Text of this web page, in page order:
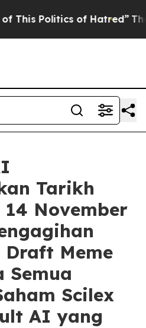
of Hatred” The Story
Tarikh
November
Draft Meme
Semua
Scilex
AI yang